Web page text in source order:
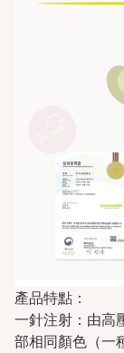
產品特點：
一針注射：由高
部相同顏色（一